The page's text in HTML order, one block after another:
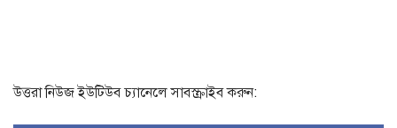
উত্তরা নিউজ ইউটিউব চ্যানেলে সাবস্ক্রাইব করুন: